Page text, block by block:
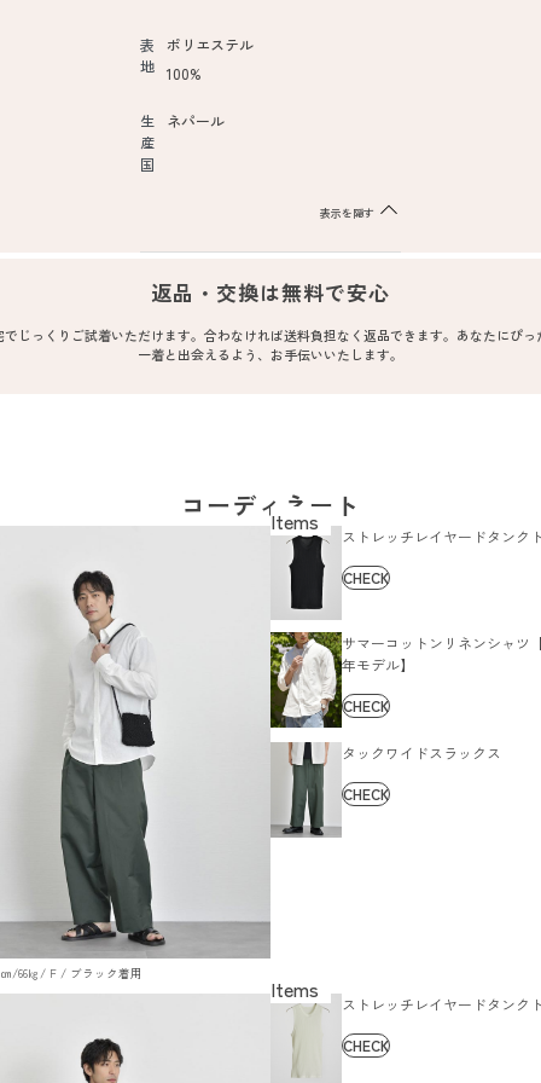
表
地
ポリエステル
100%
生
産
国
ネパール
表示を隠す
返品・交換は無料で安心
でじっくりご試着いただけます。合わなければ送料負担なく返品できます。あなたにぴっ
一着と出会えるよう、お手伝いいたします。
コーディネート
㎝/66㎏/ F / ブラック着用
ストレッチレイヤードタンク
CHECK
サマーコットンリネンシャツ
年モデル】
CHECK
タックワイドスラックス
CHECK
ストレッチレイヤードタンク
CHECK